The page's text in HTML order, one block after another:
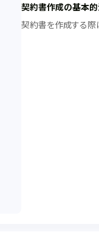
契約書作成の基本
契約書を作成する際